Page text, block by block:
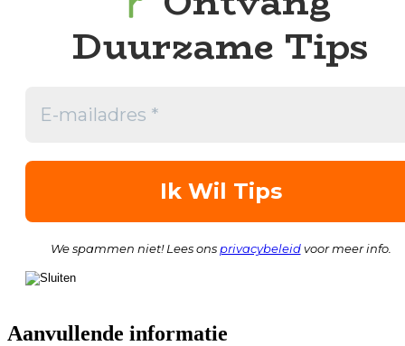
Duurzame Tips
We spammen niet! Lees ons privacybeleidvoor meer info.
Aanvullende informatie